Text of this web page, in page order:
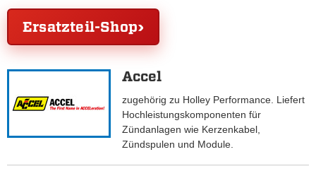
Ersatzteil-Shop
Accel
zugehörig zu Holley Performance. Liefert
Hochleistungskomponenten für
Zündanlagen wie Kerzenkabel,
Zündspulen und Module.